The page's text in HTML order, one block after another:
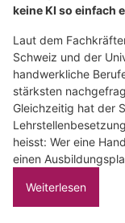
keine KI so einfach
Laut dem
Schweiz und der
handwerkliche
stärksten
Gleichzeitig hat der
heisst: Wer eine
einen
Weiterlesen